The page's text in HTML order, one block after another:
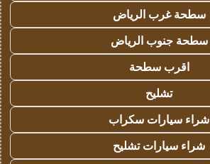
سطحة غرب الرياض
سطحة جنوب الرياض
اقرب سطحة
تشليح
شراء سيارات سكراب
شراء سيارات تشليح